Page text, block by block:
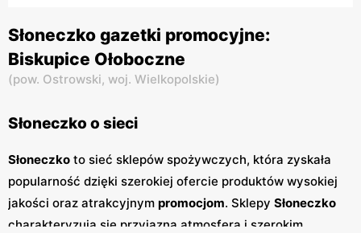
Słoneczko gazetki promocyjne:
Biskupice Ołoboczne
(pow. Ostrowski, woj. Wielkopolskie)
Słoneczko o sieci
Słoneczko to sieć sklepów spożywczych, która zyskała
popularność dzięki szerokiej ofercie produktów wysokiej
jakości oraz atrakcyjnym promocjom. Sklepy Słoneczko
charakteryzują się przyjazną atmosferą i szerokim